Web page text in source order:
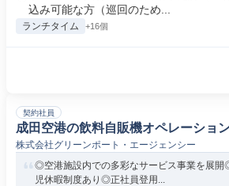
込み可能な方（巡回のため...
ランチタイム +16個
契約社員
成田空港の飲料自販機オペレーショ
株式会社グリーンポート・エージェンシー
◎空港施設内での多彩なサービス事業を展
児休暇制度あり◎正社員登用...